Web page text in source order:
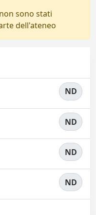
sono stati
dell'ateneo
ND
ND
ND
ND